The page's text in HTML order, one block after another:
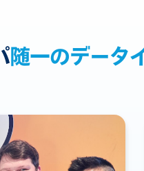
随一のデータ